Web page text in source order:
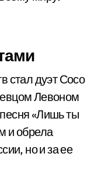
стал дуэт Сосо
Левоном
«Лишь ты
и обрела
но и за ее